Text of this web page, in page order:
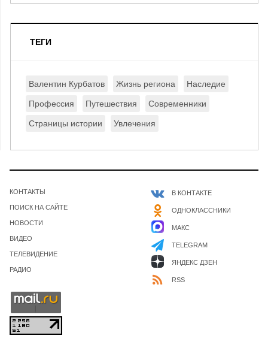
ТЕГИ
Валентин Курбатов Жизнь региона Наследие
Профессия Путешествия Современники
Страницы истории Увлечения
КОНТАКТЫ
ПОИСК НА САЙТЕ
НОВОСТИ
ВИДЕО
ТЕЛЕВИДЕНИЕ
РАДИО
В КОНТАКТЕ
ОДНОКЛАССНИКИ
МАКС
TELEGRAM
ЯНДЕКС ДЗЕН
RSS